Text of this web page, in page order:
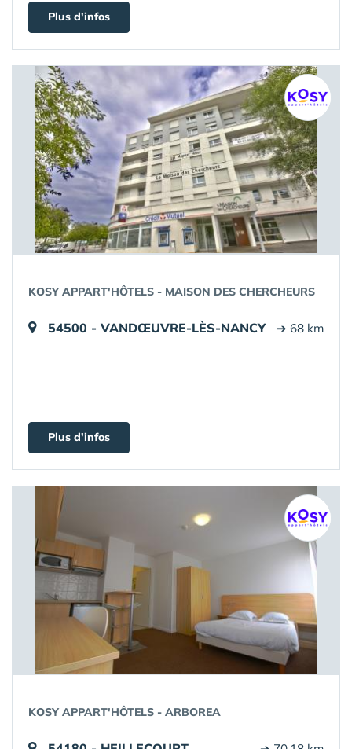
Plus d'infos
KOSY APPART'HÔTELS - MAISON DES CHERCHEURS
54500 - VANDŒUVRE-LÈS-NANCY ➔ 68 km
Plus d'infos
KOSY APPART'HÔTELS - ARBOREA